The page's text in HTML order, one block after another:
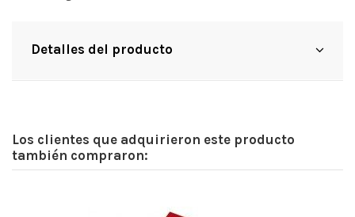
Detalles del producto
Los clientes que adquirieron este producto
también compraron: